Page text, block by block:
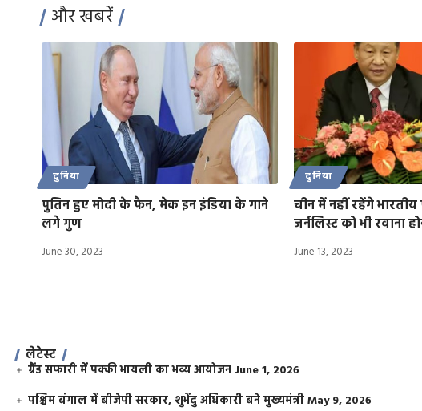
और खबरें
दुनिया
पुतिन हुए मोदी के फैन, मेक इन इंडिया के गाने
लगे गुण
June 30, 2023
दुनिया
चीन में नहीं रहेंगे
जर्नलिस्ट को भी रवाना
June 13, 2023
लेटेस्ट
ग्रैंड सफारी में पक्की भायली का भव्य आयोजन June 1, 2026
पश्चिम बंगाल में बीजेपी सरकार, शुभेंदु अधिकारी बने मुख्यमंत्रीMay 9, 2026